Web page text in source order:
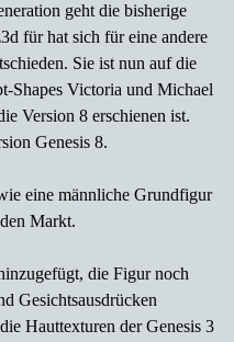
geht die bisherige
für hat sich für eine andere
Sie ist nun auf die
Shapes Victoria und Michael
Version 8 erschienen ist.
Genesis 8.
eine männliche Grundfigur
Markt.
die Figur noch
Gesichtsausdrücken
Hauttexturen der Genesis 3